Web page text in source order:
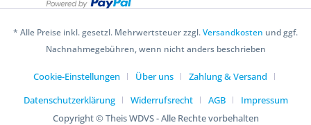
* Alle Preise inkl. gesetzl. Mehrwertsteuer zzgl.Versandkosten und ggf.
Nachnahmegebühren, wenn nicht anders beschrieben
Cookie-Einstellungen Über uns
Zahlung & Versand
Datenschutzerklärung
Widerrufsrecht AGB
Impressum
Copyright © Theis WDVS - Alle Rechte vorbehalten